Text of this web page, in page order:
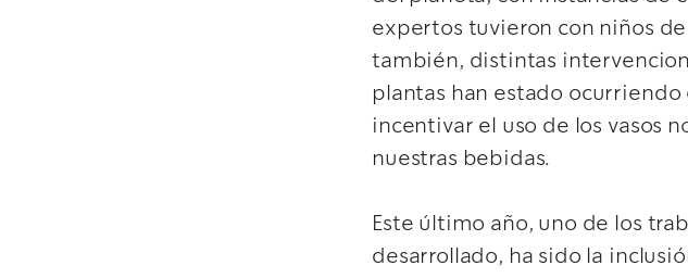
expertos tuvieron con niños
también, distintas
plantas han estado
incentivar el uso de los vasos
nuestras bebidas.
Este último año, uno de los
desarrollado, ha sido la